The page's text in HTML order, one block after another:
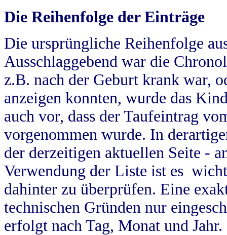
Die Reihenfolge der Einträge
Die ursprüngliche Reihenfolge
Ausschlaggebend war die
z.B. nach der Geburt krank war,
anzeigen konnten, wurde das
auch vor, dass der Taufeintrag
vorgenommen wurde. In
der derzeitigen aktuellen Seite -
Verwendung der Liste ist es
dahinter zu überprüfen. Eine
technischen Gründen nur
erfolgt nach Tag, Monat und Jahr.